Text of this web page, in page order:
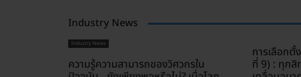
Industry News
Industry News
ความรู้ความสามารถของวิศวกรใน
การเลือกตั้
ที่ 9) : ทุก